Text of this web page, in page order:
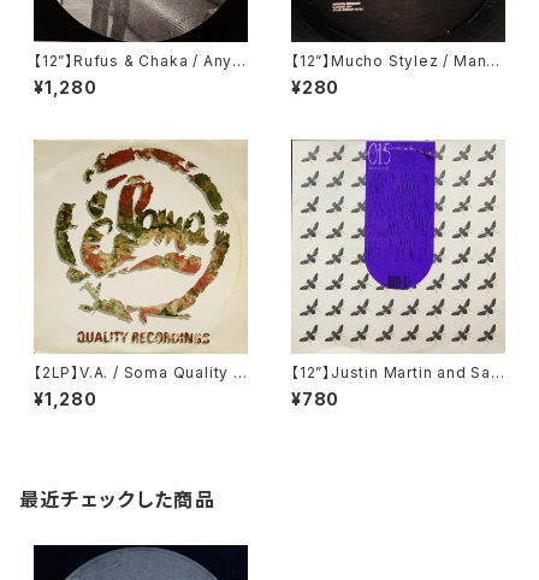
【12”】Rufus & Chaka / Any L
ove (Remix) (Ransom Rec
ords) (AN001)
¥1,280
【12”】Mucho Stylez / Manhu
nter (Bush) (Bush 1048)
¥280
【2LP】V.A. / Soma Quality R
ecordings - Volume 3 (So
ma Quality Recordings) (S
¥1,280
【12”】Justin Martin and Sam
my D feat Fernando Rivera
/ The Legend Of Papacho
¥780
最近チェックした商品